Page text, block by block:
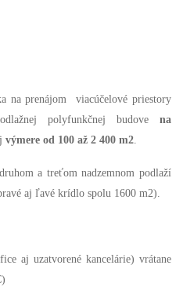
na prenájom viacúčelové priestory
polyfunkčnej budove na
výmere od 100 až 2 400 m2
a treťom nadzemnom podlaží
aj ľavé krídlo spolu 1600 m2).
aj uzatvorené kancelárie) vrátane